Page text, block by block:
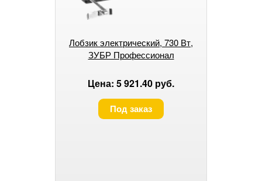
Лобзик электрический, 730 Вт,
ЗУБР Профессионал
Цена: 5 921.40 руб.
Под заказ